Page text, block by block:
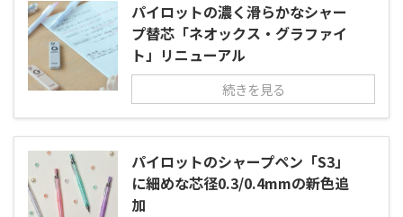
パイロットの濃く滑らかなシャー
プ替芯「ネオックス・グラファイ
ト」リニューアル
続きを見る
パイロットのシャープペン「S3」
に細めな芯径0.3/0.4mmの新色追
加